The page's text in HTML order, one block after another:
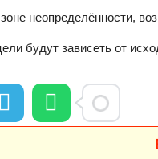
неопределённости,
будут зависеть от